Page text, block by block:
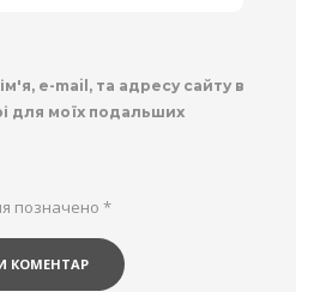
e-mail, та адресу сайту в
для моїх подальших
позначено *